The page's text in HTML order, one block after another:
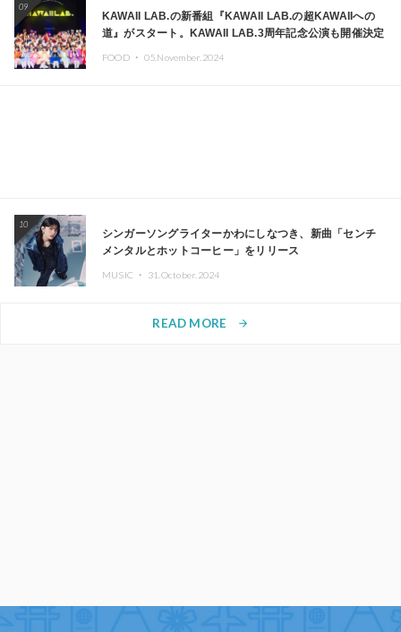
09
KAWAII LAB.の新番組『KAWAII LAB.の超KAWAIIへの
道』がスタート。KAWAII LAB.3周年記念公演も開催決定
FOOD ・ 05.November.2024
10
シンガーソングライターかわにしなつき、新曲「センチ
メンタルとホットコーヒー」をリリース
MUSIC ・ 31.October.2024
READ MORE arrow_forward